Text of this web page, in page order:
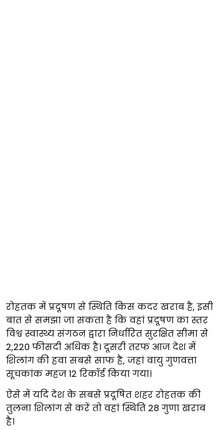
रोहतक में प्रदूषण से स्थिति किस कदर खराब है, इसी
बात से समझा जा सकता है कि वहां प्रदूषण का स्तर
विश्व स्वास्थ्य संगठन द्वारा निर्धारित सुरक्षित सीमा से
2,220 फीसदी अधिक है। दूसरी तरफ आज देश में
शिलांग की हवा सबसे साफ है, जहां वायु गुणवत्ता
सूचकांक महज 12 रिकॉर्ड किया गया।
ऐसे में यदि देश के सबसे प्रदूषित शहर रोहतक की
तुलना शिलांग से करें तो वहां स्थिति 28 गुणा खराब
है।